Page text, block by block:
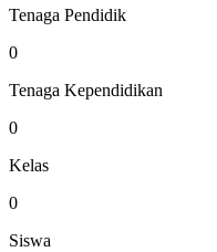
Tenaga Pendidik
0
Tenaga Kependidikan
0
Kelas
0
Siswa